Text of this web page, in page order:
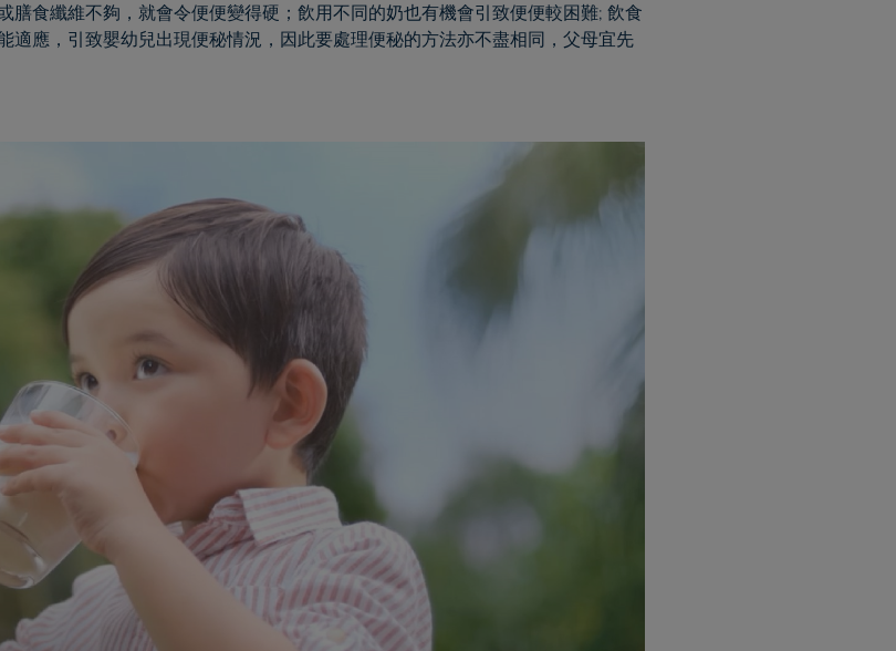
膳食纖維不夠，就會令便便變得硬；飲用不同的奶也有機會引致便便較困難; 飲食
適應，引致嬰幼兒出現便秘情況，因此要處理便秘的方法亦不盡相同，父母宜先